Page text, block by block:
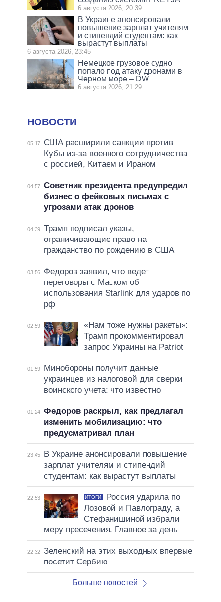
6 августа 2026, 20:39
В Украине анонсировали
повышение зарплат учителям
и стипендий студентам: как
вырастут выплаты
6 августа 2026, 23:45
Немецкое грузовое судно
попало под атаку дронами в
Черном море – DW
6 августа 2026, 21:29
НОВОСТИ
05:17
США расширили санкции против
Кубы из-за военного сотрудничества
с россией, Китаем и Ираном
04:57 Советник президента предупредил
бизнес о фейковых письмах с
угрозами атак дронов
04:39 Трамп подписал указы,
ограничивающие право на
гражданство по рождению в США
03:56
Федоров заявил, что ведет
переговоры с Маском об
использования Starlink для ударов по
рф
02:59
«Нам тоже нужны ракеты»:
Трамп прокомментировал
запрос Украины на Patriot
01:59
Минобороны получит данные
украинцев из налоговой для сверки
воинского учета: что известно
01:24 Федоров раскрыл, как предлагал
изменить мобилизацию: что
предусматривал план
23:45
В Украине анонсировали повышение
зарплат учителям и стипендий
студентам: как вырастут выплаты
22:53 ИТОГИ
Россия ударила по
Лозовой и Павлограду, а
Стефанишиной избрали
меру пресечения. Главное за день
22:32 Зеленский на этих выходных впервые
посетит Сербию
Больше новостей